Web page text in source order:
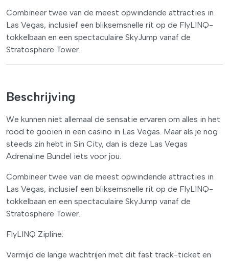
Combineer twee van de meest opwindende attracties in
Las Vegas, inclusief een bliksemsnelle rit op de FlyLINQ-
tokkelbaan en een spectaculaire SkyJump vanaf de
Stratosphere Tower.
Beschrijving
We kunnen niet allemaal de sensatie ervaren om alles in het
rood te gooien in een casino in Las Vegas. Maar als je nog
steeds zin hebt in Sin City, dan is deze Las Vegas
Adrenaline Bundel iets voor jou.
Combineer twee van de meest opwindende attracties in
Las Vegas, inclusief een bliksemsnelle rit op de FlyLINQ-
tokkelbaan en een spectaculaire SkyJump vanaf de
Stratosphere Tower.
FlyLINQ Zipline:
Vermijd de lange wachtrijen met dit fast track-ticket en